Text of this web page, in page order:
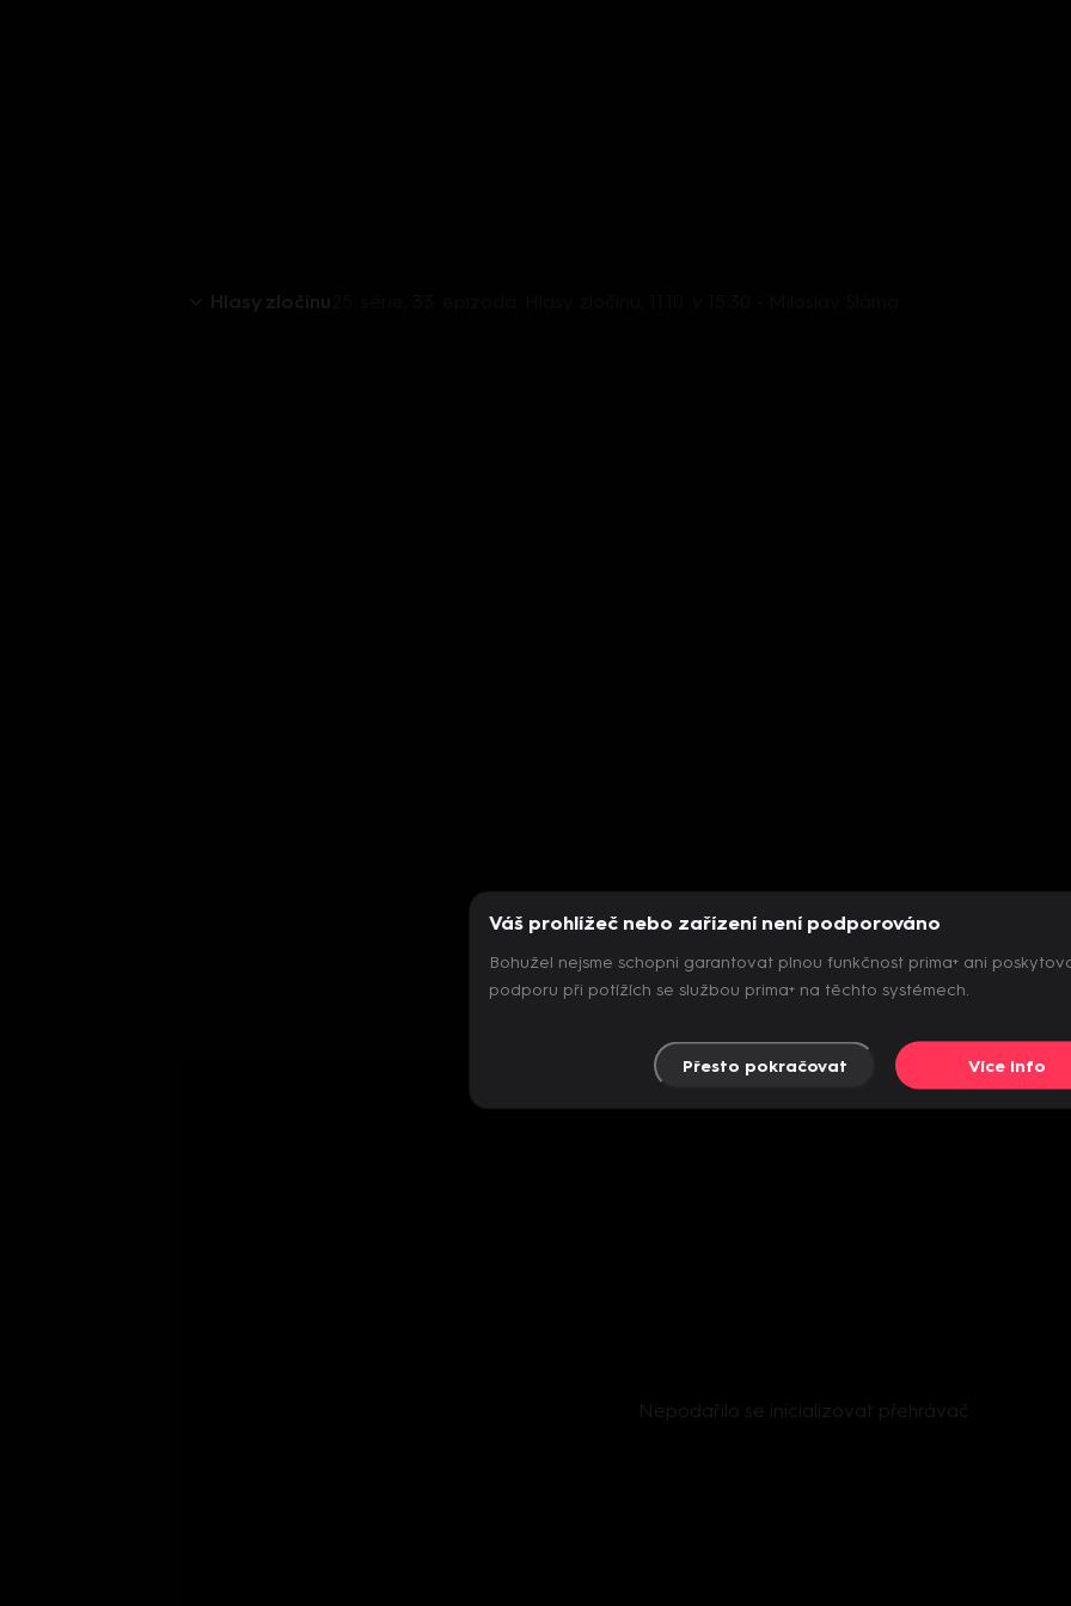
Nepodařilo se inicializovat přehrávač
Váš prohlížeč nebo zařízení není podporováno
Bohužel nejsme schopni garantovat plnou funkčnost prima+ ani
podporu při potížích se službou prima+ na těchto systémech.
Přesto pokračovat Více info